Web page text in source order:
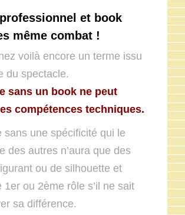
et book
même combat !
voilà encore un terme issu
du spectacle.
sans un book ne peut
compétences techniques.
sans une spécificité qui le
des autres n’aura que des
ou de silhouette et
1er ou 2ème rôle s’il ne sait
sa différence.